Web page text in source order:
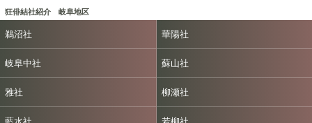
狂俳結社紹介 岐阜地区
鵜沼社 華陽社
岐阜中社 蘇山社
雅社 柳瀬社